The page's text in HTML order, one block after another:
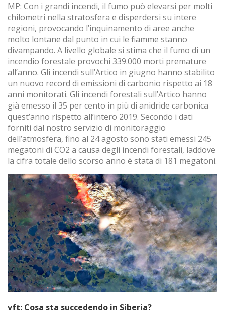
MP: Con i grandi incendi, il fumo può elevarsi per molti
chilometri nella stratosfera e disperdersi su intere
regioni, provocando l’inquinamento di aree anche
molto lontane dal punto in cui le fiamme stanno
divampando. A livello globale si stima che il fumo di un
incendio forestale provochi 339.000 morti premature
all’anno. Gli incendi sull’Artico in giugno hanno stabilito
un nuovo record di emissioni di carbonio rispetto ai 18
anni monitorati. Gli incendi forestali sull’Artico hanno
già emesso il 35 per cento in più di anidride carbonica
quest’anno rispetto all’intero 2019. Secondo i dati
forniti dal nostro servizio di monitoraggio
dell’atmosfera, fino al 24 agosto sono stati emessi 245
megatoni di CO2 a causa degli incendi forestali, laddove
la cifra totale dello scorso anno è stata di 181 megatoni.
vft: Cosa sta succedendo in Siberia?